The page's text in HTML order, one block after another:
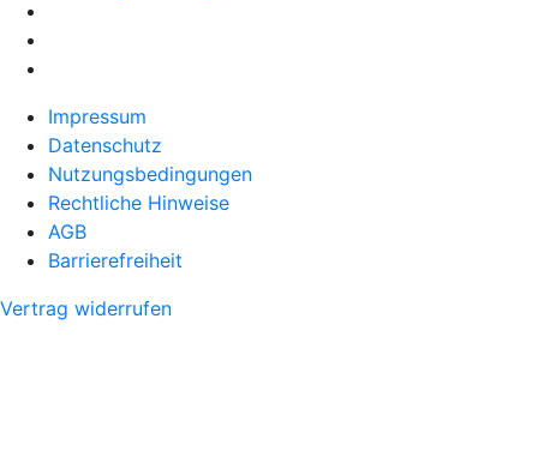
Impressum
Datenschutz
Nutzungsbedingungen
Rechtliche Hinweise
AGB
Barrierefreiheit
Vertrag widerrufen